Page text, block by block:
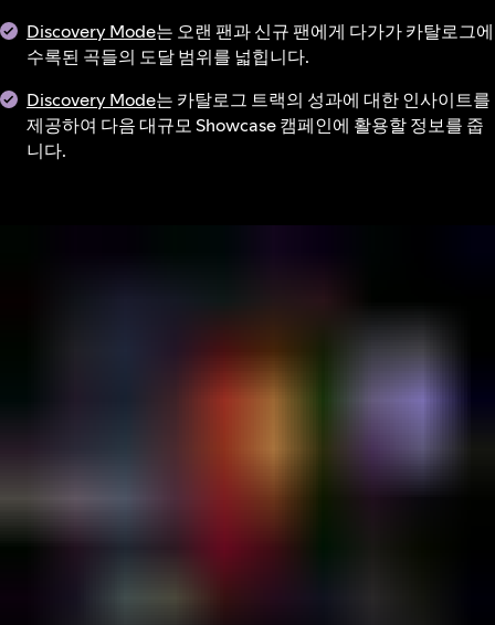
Discovery Mode는 오랜 팬과 신규 팬에게 다가가 카탈로그에
수록된 곡들의 도달 범위를 넓힙니다.
Discovery Mode는 카탈로그 트랙의 성과에 대한 인사이트를
제공하여 다음 대규모 Showcase 캠페인에 활용할 정보를 줍
니다.